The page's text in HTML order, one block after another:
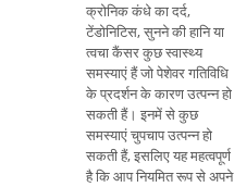
क्रोनिक कंधे का दर्द,
टेंडोनिटिस, सुनने की हानि या
त्वचा कैंसर कुछ स्वास्थ्य
समस्याएं हैं जो पेशेवर गतिविधि
के प्रदर्शन के कारण उत्पन्न हो
सकती हैं। इनमें से कुछ
समस्याएं चुपचाप उत्पन्न हो
सकती हैं, इसलिए यह महत्वपूर्ण
है कि आप नियमित रूप से अपने